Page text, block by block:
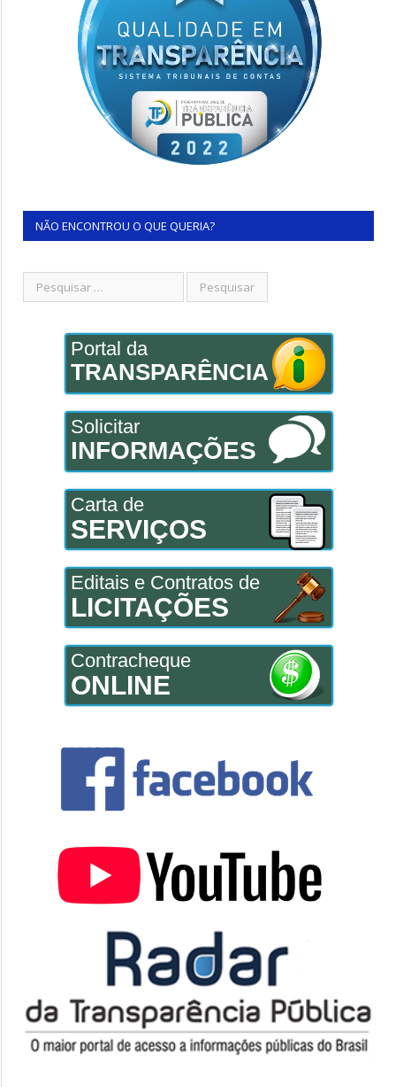
NÃO ENCONTROU O QUE QUERIA?
Portal da
TRANSPARÊNCIA
Solicitar
INFORMAÇÕES
Carta de
SERVIÇOS
Editais e Contratos de
LICITAÇÕES
Contracheque
ONLINE